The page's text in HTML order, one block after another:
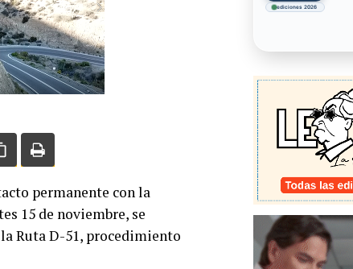
permanente con la
15 de noviembre, se
Ruta D-51, procedimiento
ediciones 2026